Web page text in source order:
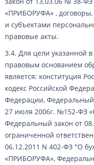
«ПРИБОРУФА» ,
и субъектами
правовые акты.
3.4. Для цели указанной
правовым основанием
является: конституция
кодекс Российской
Федерации,
27 июля 2006г. №152-ФЗ
Федеральный закон от
ограниченной
06.12.2011 N 402-ФЗ "О
«ПРИБОРУФА»,